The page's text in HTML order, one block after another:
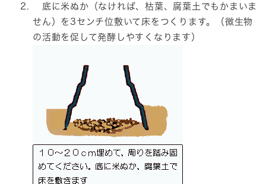
底に米ぬか（なければ、枯葉、腐葉土でもかまいま
せん）を3センチ位敷いて床をつくります。（微生物
の活動を促して発酵しやすくなります）